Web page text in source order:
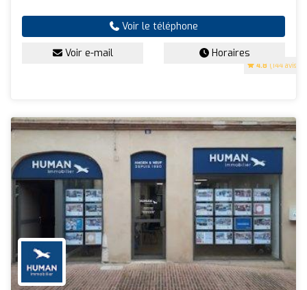
4.8 (144 avis)
Voir le téléphone
Voir e-mail Horaires